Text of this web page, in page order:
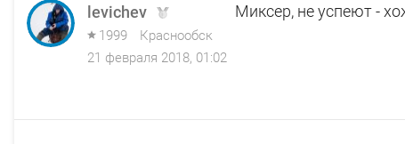
levichev
1999
Краснообск
21 февраля 2018, 01:02
Миксер, не успеют -